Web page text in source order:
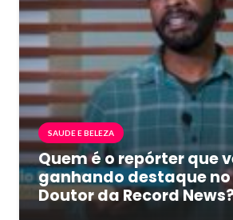
SAUDE E BELEZA
Quem é o repórter que
ganhando destaque no
Doutor da Record